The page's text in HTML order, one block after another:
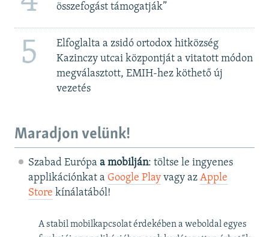
összefogást támogatják”
5
Elfoglalta a zsidó ortodox hitközség
Kazinczy utcai központját a vitatott módon
megválasztott, EMIH-hez köthető új
vezetés
Maradjon velünk!
Szabad Európa a mobilján: töltse le ingyenes
applikációnkat a Google Playvagy az Apple
Store kínálatából!
A stabil mobilkapcsolat érdekében a weboldal egyes